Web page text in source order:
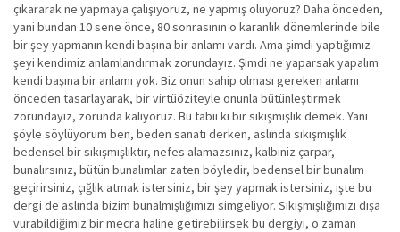
çıkararak ne yapmaya çalışıyoruz, ne yapmış oluyoruz? Daha önceden,
yani bundan 10 sene önce, 80 sonrasının o karanlık dönemlerinde bile
bir şey yapmanın kendi başına bir anlamı vardı. Ama şimdi yaptığımız
şeyi kendimiz anlamlandırmak zorundayız. Şimdi ne yaparsak yapalım
kendi başına bir anlamı yok. Biz onun sahip olması gereken anlamı
önceden tasarlayarak, bir virtüöziteyle onunla bütünleştirmek
zorundayız, zorunda kalıyoruz. Bu tabii ki bir sıkışmışlık demek. Yani
şöyle söylüyorum ben, beden sanatı derken, aslında sıkışmışlık
bedensel bir sıkışmışlıktır, nefes alamazsınız, kalbiniz çarpar,
bunalırsınız, bütün bunalımlar zaten böyledir, bedensel bir bunalım
geçirirsiniz, çığlık atmak istersiniz, bir şey yapmak istersiniz, işte bu
dergi de aslında bizim bunalmışlığımızı simgeliyor. Sıkışmışlığımızı dışa
vurabildiğimiz bir mecra haline getirebilirsek bu dergiyi, o zaman